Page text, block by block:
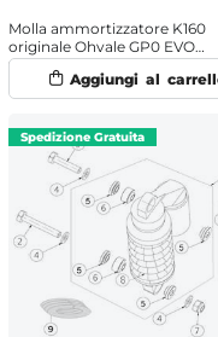
Molla ammortizzatore K160
originale Ohvale GP0 EVO
(2022-2025)